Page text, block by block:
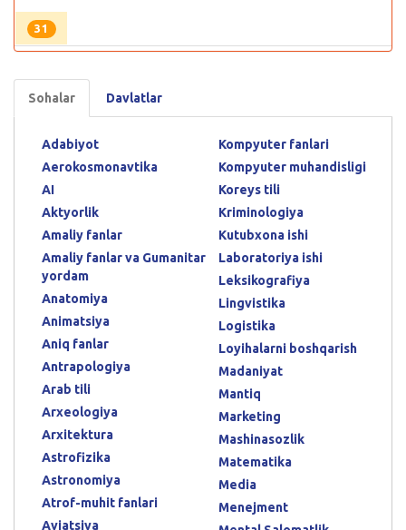
31
Sohalar Davlatlar
Adabiyot
Aerokosmonavtika
AI
Aktyorlik
Amaliy fanlar
Amaliy fanlar va Gumanitar
yordam
Anatomiya
Animatsiya
Aniq fanlar
Antrapologiya
Arab tili
Arxeologiya
Arxitektura
Astrofizika
Astronomiya
Atrof-muhit fanlari
Aviatsiya
Kompyuter fanlari
Kompyuter muhandisligi
Koreys tili
Kriminologiya
Kutubxona ishi
Laboratoriya ishi
Leksikografiya
Lingvistika
Logistika
Loyihalarni boshqarish
Madaniyat
Mantiq
Marketing
Mashinasozlik
Matematika
Media
Menejment